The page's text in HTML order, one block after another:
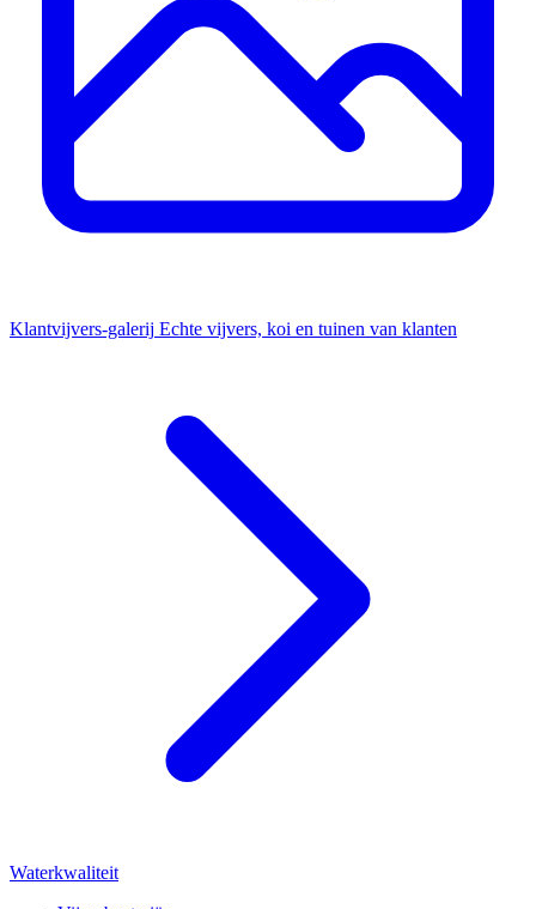
Klantvijvers-galerij Echte vijvers, koi en tuinen van klanten
Waterkwaliteit